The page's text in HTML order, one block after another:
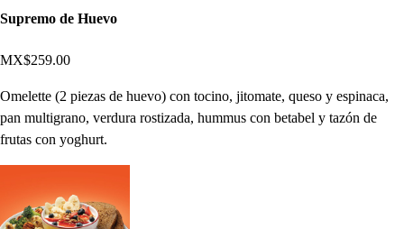
Supremo de Huevo
MX$259.00
Omelette (2 piezas de huevo) con tocino, jitomate, queso y espinaca,
pan multigrano, verdura rostizada, hummus con betabel y tazón de
frutas con yoghurt.